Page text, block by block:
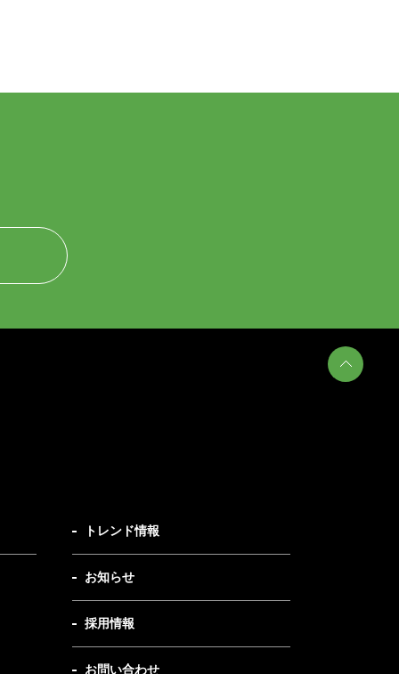
トレンド情報
お知らせ
採用情報
お問い合わせ